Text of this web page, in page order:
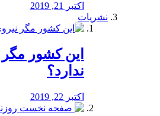
اکتبر 21, 2019
نشریات
این کشور مگر
ندارد؟
اکتبر 22, 2019